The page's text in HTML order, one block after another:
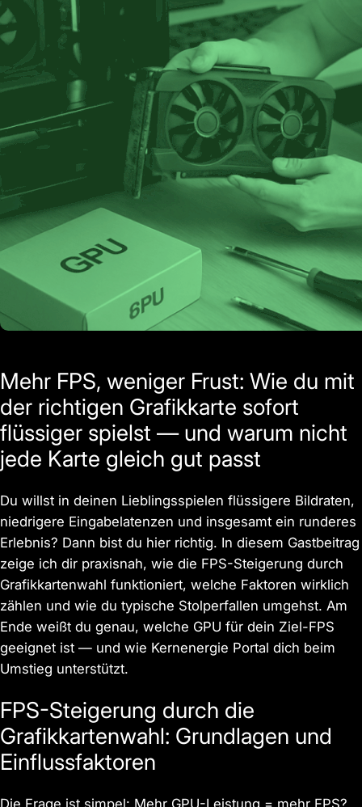
Mehr FPS, weniger Frust: Wie du mit
der richtigen Grafikkarte sofort
flüssiger spielst — und warum nicht
jede Karte gleich gut passt
Du willst in deinen Lieblingsspielen flüssigere Bildraten,
niedrigere Eingabelatenzen und insgesamt ein runderes
Erlebnis? Dann bist du hier richtig. In diesem Gastbeitrag
zeige ich dir praxisnah, wie die FPS-Steigerung durch
Grafikkartenwahl funktioniert, welche Faktoren wirklich
zählen und wie du typische Stolperfallen umgehst. Am
Ende weißt du genau, welche GPU für dein Ziel-FPS
geeignet ist — und wie Kernenergie Portal dich beim
Umstieg unterstützt.
FPS-Steigerung durch die
Grafikkartenwahl: Grundlagen und
Einflussfaktoren